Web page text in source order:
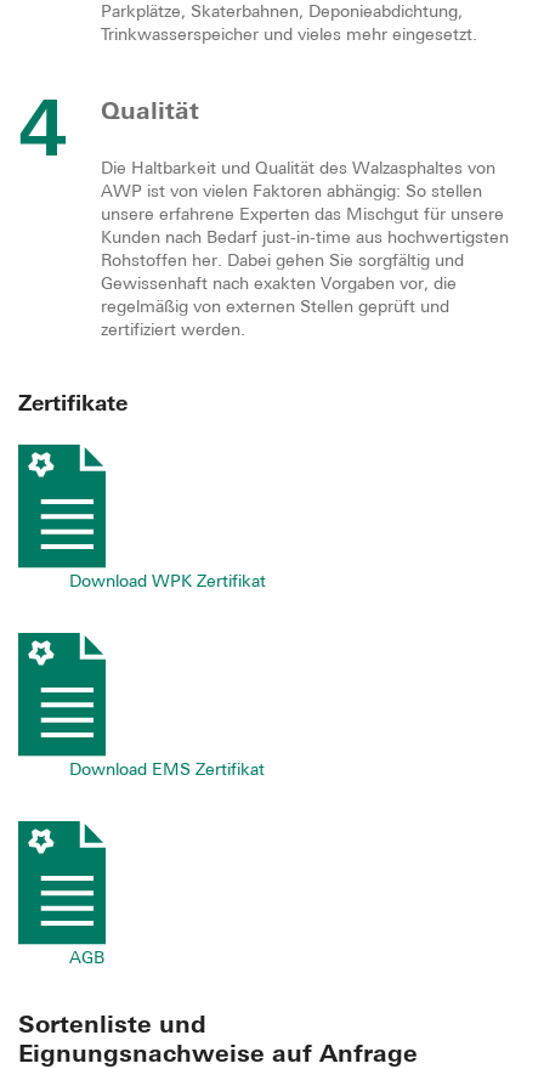
Parkplätze, Skaterbahnen, Deponieabdichtung,
Trinkwasserspeicher und vieles mehr eingesetzt.
4 Qualität
Die Haltbarkeit und Qualität des Walzasphaltes von
AWP ist von vielen Faktoren abhängig: So stellen
unsere erfahrene Experten das Mischgut für unsere
Kunden nach Bedarf just-in-time aus hochwertigsten
Rohstoffen her. Dabei gehen Sie sorgfältig und
Gewissenhaft nach exakten Vorgaben vor, die
regelmäßig von externen Stellen geprüft und
zertifiziert werden.
Zertifikate
Download WPK Zertifikat
Download EMS Zertifikat
AGB
Sortenliste und
Eignungsnachweise auf Anfrage